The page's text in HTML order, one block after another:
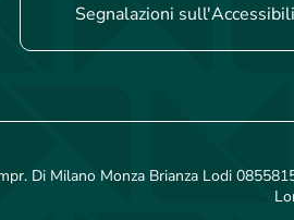
Segnalazioni
Di Milano Monza Brianza Lodi